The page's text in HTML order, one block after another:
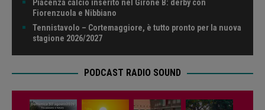
Piacenza calcio inserito nel Girone B: derby con
Fiorenzuola e Nibbiano
Tennistavolo – Cortemaggiore, è tutto pronto per la nuova
stagione 2026/2027
PODCAST RADIO SOUND